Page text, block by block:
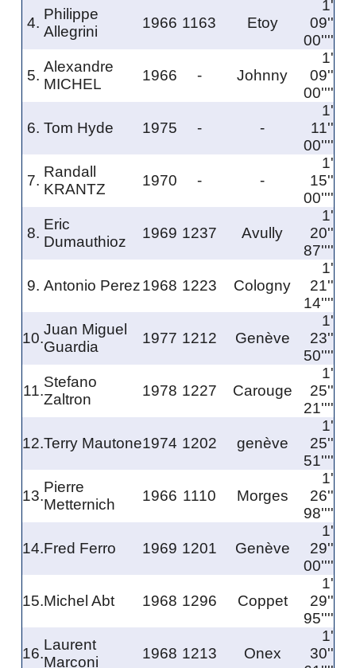
4.
Philippe
Allegrini
1966 1163 Etoy
1'
09''
00''''
5.
Alexandre
MICHEL
1966 - Johnny
1'
09''
00''''
6. Tom Hyde 1975 - -
1'
11''
00''''
7.
Randall
KRANTZ
1970 - -
1'
15''
00''''
8.
Eric
Dumauthioz
1969 1237 Avully
1'
20''
87''''
9. Antonio Perez1968 1223 Cologny
1'
21''
14''''
10.
Juan Miguel
Guardia
1977 1212 Genève
1'
23''
50''''
11.
Stefano
Zaltron
1978 1227 Carouge
1'
25''
21''''
12.Terry Mautone1974 1202 genève
1'
25''
51''''
13.
Pierre
Metternich
1966 1110 Morges
1'
26''
98''''
14.Fred Ferro 1969 1201 Genève
1'
29''
00''''
15.Michel Abt 1968 1296 Coppet
1'
29''
95''''
16.
Laurent
Marconi
1968 1213 Onex
1'
30''